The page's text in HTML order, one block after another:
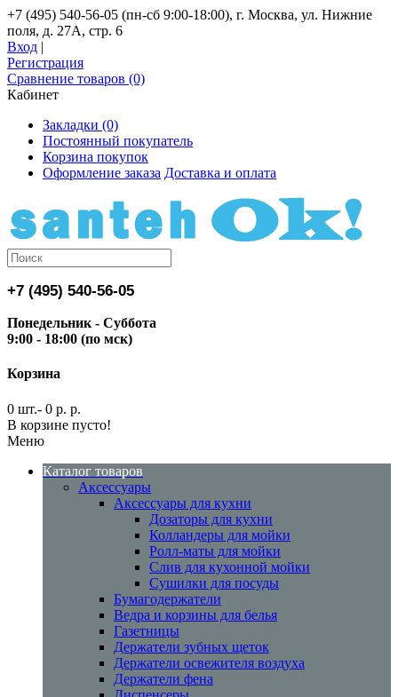
+7 (495) 540-56-05 (пн-сб 9:00-18:00), г. Москва, ул. Нижние
поля, д. 27А, стр. 6
Вход |
Регистрация
Сравнение товаров (0)
Кабинет
Закладки (0)
Постоянный покупатель
Корзина покупок
Оформление заказа Доставка и оплата
+7 (495) 540-56-05
Понедельник - Суббота
9:00 - 18:00 (по мск)
Корзина
0 шт.- 0 р. р.
В корзине пусто!
Меню
Каталог товаров
Аксессуары
Аксессуары для кухни
Дозаторы для кухни
Колландеры для мойки
Ролл-маты для мойки
Слив для кухонной мойки
Сушилки для посуды
Бумагодержатели
Ведра и корзины для белья
Газетницы
Держатели зубных щеток
Держатели освежителя воздуха
Держатели фена